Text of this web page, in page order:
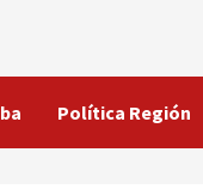
Política Región